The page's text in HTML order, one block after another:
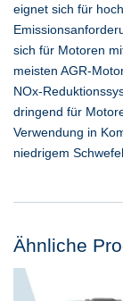
eignet sich für
sich für Motoren
meisten AGR-
NOx-
dringend für
Verwendung in
niedrigem
Ähnliche